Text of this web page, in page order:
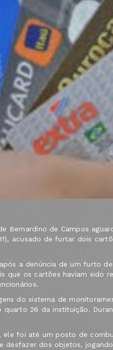
Bernardino de Campos
acusado de furtar dois
a denúncia de um furto
que os cartões haviam sido
do sistema de
26 da instituição.
foi até um posto de
desfazer dos objetos,